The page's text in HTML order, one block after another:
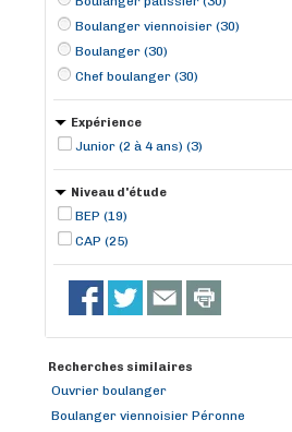
Boulanger viennoisier (30)
Boulanger (30)
Chef boulanger (30)
Expérience
Junior (2 à 4 ans) (3)
Niveau d'étude
BEP (19)
CAP (25)
Recherches similaires
Ouvrier boulanger
Boulanger viennoisier Péronne